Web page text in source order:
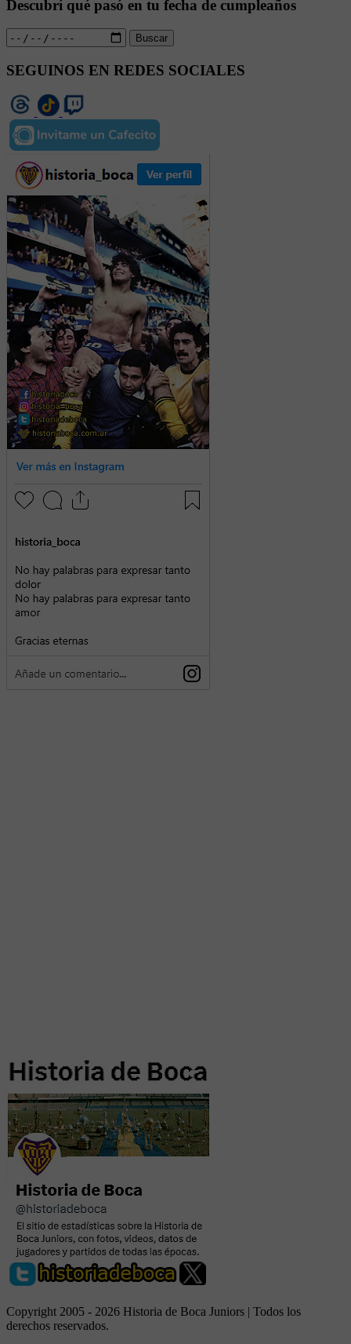
Descubrí qué pasó en tu fecha de cumpleaños
Buscar
SEGUINOS EN REDES SOCIALES
Copyright 2005 - 2026 Historia de Boca Juniors | Todos los
derechos reservados.